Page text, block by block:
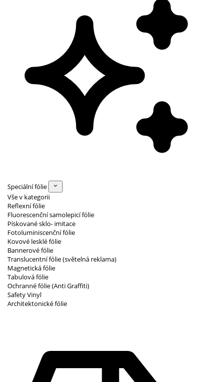
Speciální fólie
Vše v kategorii
Reflexní fólie
Fluorescenční samolepicí fólie
Pískované sklo- imitace
Fotoluminiscenční fólie
Kovové lesklé fólie
Bannerové fólie
Translucentní fólie (světelná reklama)
Magnetická fólie
Tabulová fólie
Ochranné fólie (Anti Graffiti)
Safety Vinyl
Architektonické fólie